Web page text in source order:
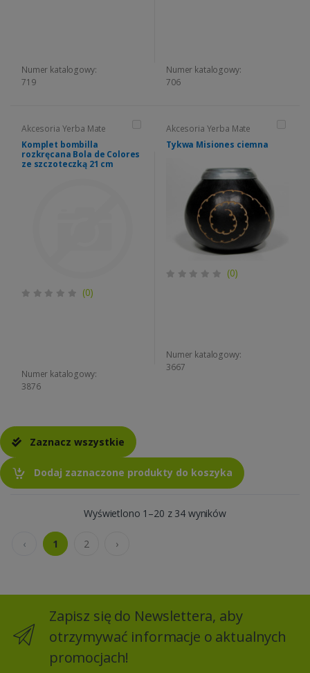
Numer katalogowy:
719
Numer katalogowy:
706
Akcesoria Yerba Mate
Komplet bombilla
rozkręcana Bola de Colores
ze szczoteczką 21 cm
(0)
Numer katalogowy:
3876
Akcesoria Yerba Mate
Tykwa Misiones ciemna
(0)
Numer katalogowy:
3667
Zaznacz wszystkie
Dodaj zaznaczone produkty do koszyka
Wyświetlono 1–20 z 34 wyników
‹ 1 2 ›
Zapisz się do Newslettera, aby
otrzymywać informacje o aktualnych
promocjach!